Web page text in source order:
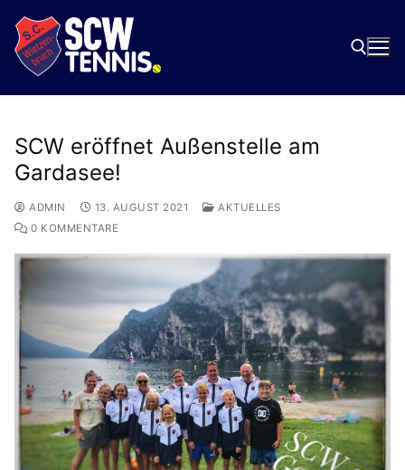
Inhalt
springen
SCW eröffnet Außenstelle am
Gardasee!
ADMIN 13. AUGUST 2021
AKTUELLES
0 KOMMENTARE